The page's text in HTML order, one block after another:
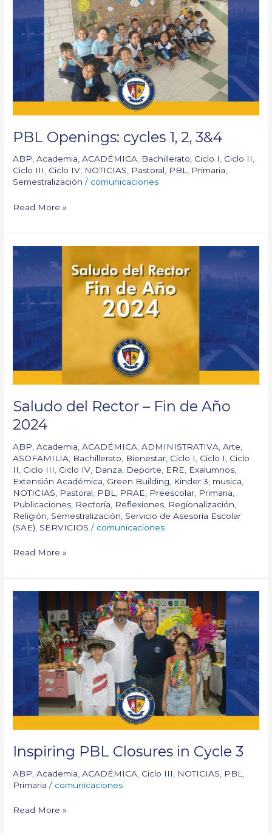
PBL Openings: cycles 1, 2, 3&4
ABP,Academia,ACADÉMICA, Bachillerato, Ciclo I, Ciclo II,
Ciclo III, Ciclo IV, NOTICIAS, Pastoral, PBL, Primaria,
Semestralización / comunicaciones
Read More »
Saludo del Rector – Fin de Año
2024
ABP ,Academia ,ACADÉMICA ,ADMINISTRATIVA ,Arte
ASOFAMILIA
Bachillerato Bienestar Ciclo I Ciclo I
Ciclo
II
Ciclo III Ciclo IV Danza Deporte ERE Exalumnos
Extensión Académica Green Building Kinder 3 musica
NOTICIAS
Pastoral PBL PRAE Preescolar Primaria
Publicaciones Rectoría Reflexiones Regionalización
Religión Semestralización Servicio de Asesoría Escolar
(SAE) SERVICIOS / comunicaciones
Saludo
Fin
2024
Read More »
Inspiring PBL Closures in Cycle 3
ABP ,Academia ,ACADÉMICA Ciclo III NOTICIAS PBL
Primaria / comunicaciones
Inspiring
Closures
Cycle
Read More »